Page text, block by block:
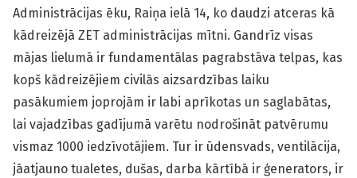
Administrācijas ēku, Raiņa ielā 14, ko daudzi atceras kā
kādreizējā ZET administrācijas mītni. Gandrīz visas
mājas lielumā ir fundamentālas pagrabstāva telpas, kas
kopš kādreizējiem civilās aizsardzības laiku
pasākumiem joprojām ir labi aprīkotas un saglabātas,
lai vajadzības gadījumā varētu nodrošināt patvērumu
vismaz 1000 iedzīvotājiem. Tur ir ūdensvads, ventilācija,
jāatjauno tualetes, dušas, darba kārtībā ir ģenerators, ir